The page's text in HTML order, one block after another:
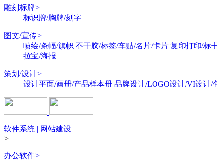
雕刻标牌>
标识牌/胸牌/刻字
图文/宣传>
喷绘/条幅/旗帜 不干胶/标签/车贴/名片/卡片 复印打印/标
拉宝/海报
策划/设计>
设计平面/画册/产品样本册 品牌设计/LOGO设计/VI设计/
软件系统 | 网站建设
>
办公软件>